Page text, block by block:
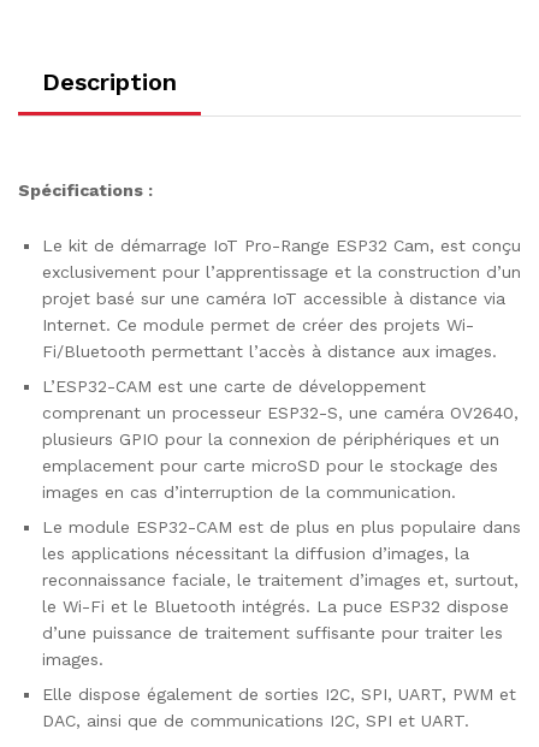
Description
Spécifications :
Le kit de démarrage IoT Pro-Range ESP32 Cam, est conçu
exclusivement pour l’apprentissage et la construction d’un
projet basé sur une caméra IoT accessible à distance via
Internet. Ce module permet de créer des projets Wi-
Fi/Bluetooth permettant l’accès à distance aux images.
L’ESP32-CAM est une carte de développement
comprenant un processeur ESP32-S, une caméra OV2640,
plusieurs GPIO pour la connexion de périphériques et un
emplacement pour carte microSD pour le stockage des
images en cas d’interruption de la communication.
Le module ESP32-CAM est de plus en plus populaire dans
les applications nécessitant la diffusion d’images, la
reconnaissance faciale, le traitement d’images et, surtout,
le Wi-Fi et le Bluetooth intégrés. La puce ESP32 dispose
d’une puissance de traitement suffisante pour traiter les
images.
Elle dispose également de sorties I2C, SPI, UART, PWM et
DAC, ainsi que de communications I2C, SPI et UART.